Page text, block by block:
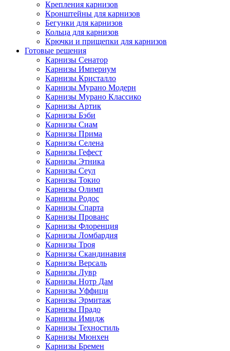
Крепления карнизов
Кронштейны для карнизов
Бегунки для карнизов
Кольца для карнизов
Крючки и прищепки для карнизов
Готовые решения
Карнизы Сенатор
Карнизы Империум
Карнизы Кристалло
Карнизы Мурано Модерн
Карнизы Мурано Классико
Карнизы Артик
Карнизы Бэби
Карнизы Сиам
Карнизы Прима
Карнизы Селена
Карнизы Гефест
Карнизы Этника
Карнизы Сеул
Карнизы Токио
Карнизы Олимп
Карнизы Родос
Карнизы Спарта
Карнизы Прованс
Карнизы Флоренция
Карнизы Ломбардия
Карнизы Троя
Карнизы Скандинавия
Карнизы Версаль
Карнизы Лувр
Карнизы Нотр Дам
Карнизы Уффици
Карнизы Эрмитаж
Карнизы Прадо
Карнизы Имидж
Карнизы Техностиль
Карнизы Мюнхен
Карнизы Бремен